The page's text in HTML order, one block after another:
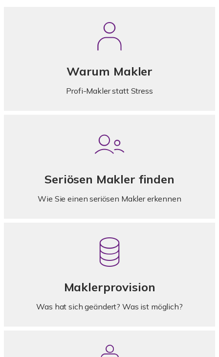
Warum Makler
Profi-Makler statt Stress
Seriösen Makler finden
Wie Sie einen seriösen Makler erkennen
Maklerprovision
Was hat sich geändert? Was ist möglich?